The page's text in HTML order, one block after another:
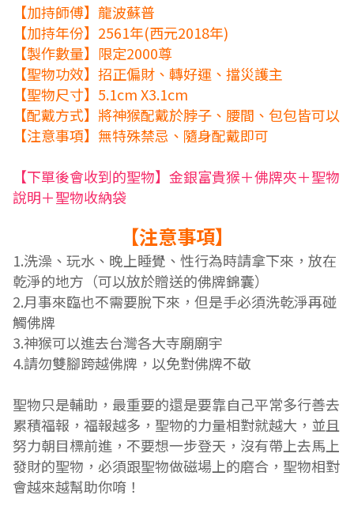
【加持師傅】龍波蘇普
【加持年份】2561年(西元2018年)
【製作數量】限定2000尊
【聖物功效】招正偏財、轉好運、擋災護主
【聖物尺寸】5.1cm X3.1cm
【配戴方式】將神猴配戴於脖子、腰間、包包皆可以
【注意事項】無特殊禁忌、隨身配戴即可
【下單後會收到的聖物】金銀富貴猴＋佛牌夾＋聖物
說明＋聖物收納袋
【注意事項】
1.洗澡、玩水、晚上睡覺、性行為時請拿下來，放在
乾淨的地方（可以放於贈送的佛牌錦囊）
2.月事來臨也不需要脫下來，但是手必須洗乾淨再碰
觸佛牌
3.神猴可以進去台灣各大寺廟廟宇
4.請勿雙腳跨越佛牌，以免對佛牌不敬
聖物只是輔助，最重要的還是要靠自己平常多行善去
累積福報，福報越多，聖物的力量相對就越大，並且
努力朝目標前進，不要想一步登天，沒有帶上去馬上
發財的聖物，必須跟聖物做磁場上的磨合，聖物相對
會越來越幫助你唷！